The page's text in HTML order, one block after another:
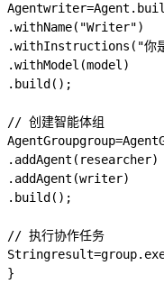
Agentwriter=Agent .
.withName( "Writer")
.withInstructions ( "你
.withModel (model )
. build ();
// 创建智能体组
AgentGroupgroup=
. addAgent ( researcher)
. addAgent (writer)
. build ();
// 执行协作任务
Stringresult=group.
}